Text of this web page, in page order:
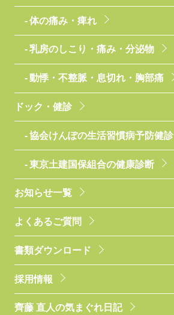
体の痛み・痺れ
乳房のしこり・痛み・分泌物
動悸・不整脈・息切れ・胸部痛
ドック・健診
協会けんぽの生活習慣病予防健診
東京土建国保組合の健康診断
お知らせ一覧
よくあるご質問
書類ダウンロード
採用情報
齊藤 直人の気まぐれ日記